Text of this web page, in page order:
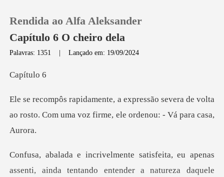
Loja
Histórico
Sair
Rendida ao Alfa Aleksander
Capítulo 6 O cheiro dela
Palavras: 1351 |Lançado em: 19/09/2024
ítu
severa de volta
ao rosto. Com uma voz f
entando entender a natureza daquele